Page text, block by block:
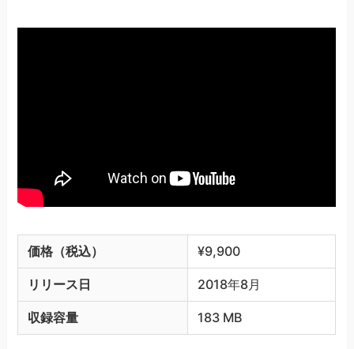
価格（税込） ¥9,900
リリース日 2018年8月
収録容量 183 MB